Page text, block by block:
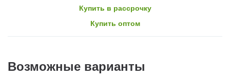
Купить в рассрочку
Купить оптом
Возможные варианты